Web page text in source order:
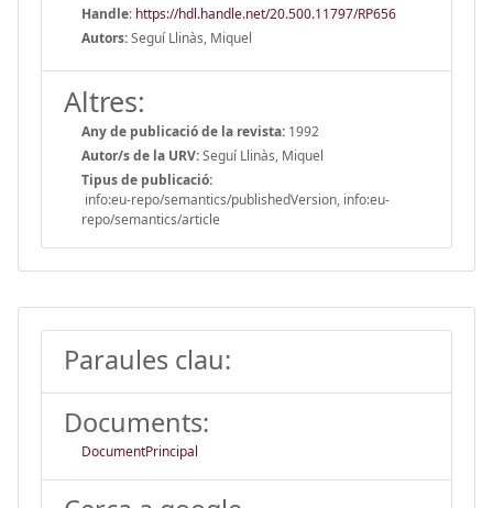
Handle: https://hdl.handle.net/20.500.11797/RP656
Autors:Seguí Llinàs, Miquel
Altres:
Any de publicació de la revista: 1992
Autor/s de la URV:Seguí Llinàs, Miquel
Tipus de publicació:
info:eu-repo/semantics/publishedVersion, info:eu-
repo/semantics/article
Paraules clau:
Documents:
DocumentPrincipal